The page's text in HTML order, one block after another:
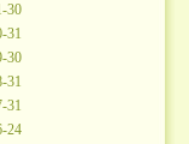
30
31
30
31
31
24